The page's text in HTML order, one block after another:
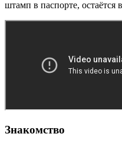
штамп в паспорте, остаётся
Знакомство